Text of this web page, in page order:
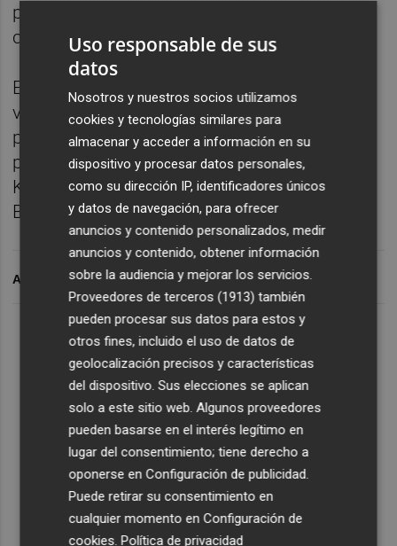
para contratar directamente jugadores del
club balcánico.
El acuerdo se presentará públicamente este
viernes a las 13.00 horas en una rueda de
prensa en Zagreb a la que asistirán el
presidente de NK Rudes así como Haritz
Kerejeta, general manager del Grupo
Baskonia-Alavés.
ARCHIVADO EN
Uso responsable de sus
datos
Nosotros y nuestros socios utilizamos
cookies y tecnologías similares para
almacenar y acceder a información en su
dispositivo y procesar datos personales,
como su dirección IP, identificadores únicos
y datos de navegación, para ofrecer
anuncios y contenido personalizados, medir
anuncios y contenido, obtener información
sobre la audiencia y mejorar los servicios.
Proveedores de terceros (1913) también
pueden procesar sus datos para estos y
otros fines, incluido el uso de datos de
geolocalización precisos y características
del dispositivo. Sus elecciones se aplican
solo a este sitio web. Algunos proveedores
pueden basarse en el interés legítimo en
lugar del consentimiento; tiene derecho a
oponerse enConfiguración de publicidad.
Puede retirar su consentimiento en
cualquier momento enConfiguración de
cookies.Política de privacidad